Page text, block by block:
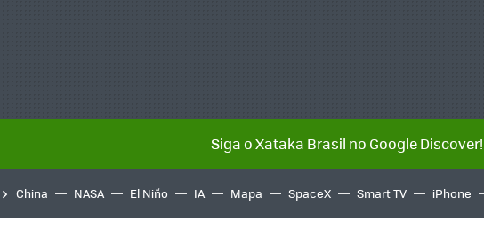
Siga o Xataka Brasil no Google Discover!
China NASA El Niño IA Mapa SpaceX Smart TV iPhone